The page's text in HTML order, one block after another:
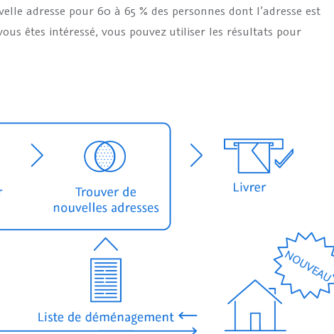
adresse pour 60 à 65 % des personnes dont l’adresse est
êtes intéressé, vous pouvez utiliser les résultats pour